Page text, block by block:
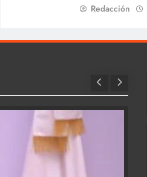
Redacción